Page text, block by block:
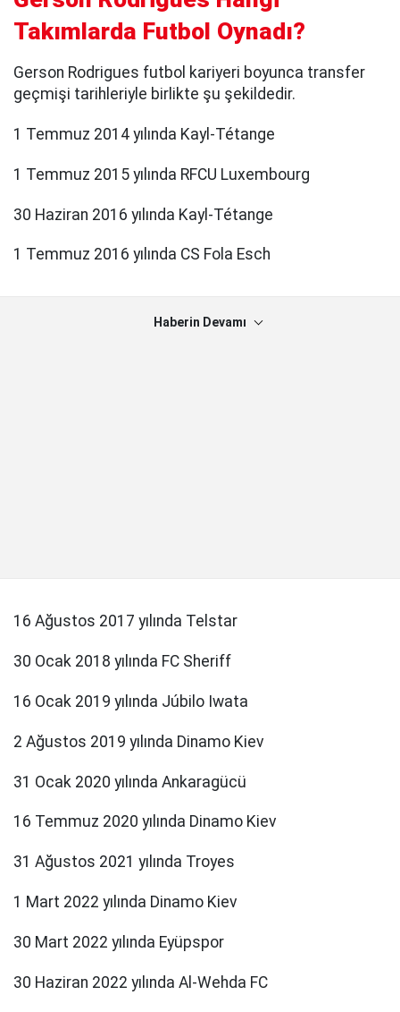
Takımlarda Futbol Oynadı?
Gerson Rodrigues futbol kariyeri boyunca transfer
geçmişi tarihleriyle birlikte şu şekildedir.
1 Temmuz 2014 yılında Kayl-Tétange
1 Temmuz 2015 yılında RFCU Luxembourg
30 Haziran 2016 yılında Kayl-Tétange
1 Temmuz 2016 yılında CS Fola Esch
Haberin Devamı
16 Ağustos 2017 yılında Telstar
30 Ocak 2018 yılında FC Sheriff
16 Ocak 2019 yılında Júbilo Iwata
2 Ağustos 2019 yılında Dinamo Kiev
31 Ocak 2020 yılında Ankaragücü
16 Temmuz 2020 yılında Dinamo Kiev
31 Ağustos 2021 yılında Troyes
1 Mart 2022 yılında Dinamo Kiev
30 Mart 2022 yılında Eyüpspor
30 Haziran 2022 yılında Al-Wehda FC